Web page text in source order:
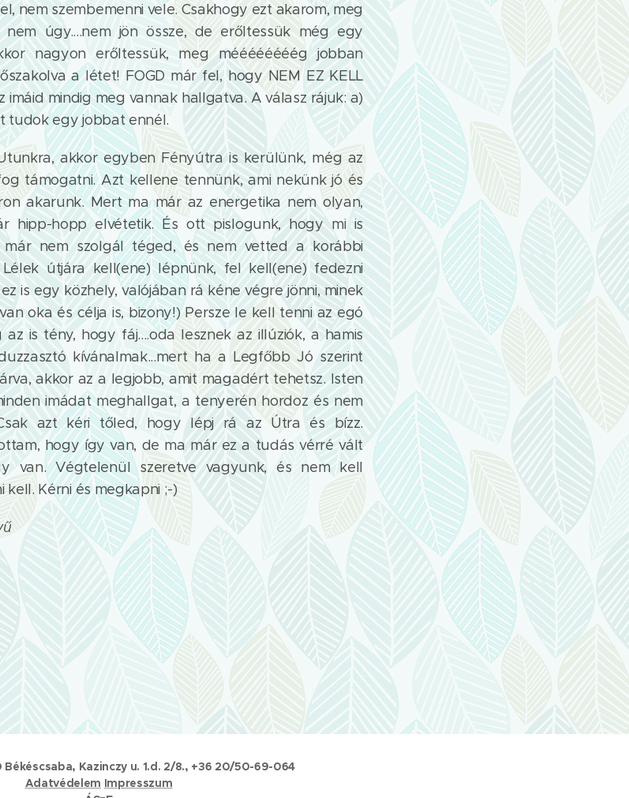
nem szembemenni vele. Csakhogy ezt akarom, meg
úgy....nem jön össze, de erőltessük még egy
nagyon erőltessük, meg méééééééég jobban
a létet! FOGD már fel, hogy NEM EZ KELL
imáid mindig meg vannak hallgatva. A válasz rájuk: a)
tudok egy jobbat ennél.
akkor egyben Fényútra is kerülünk, még az
támogatni. Azt kellene tennünk, ami nekünk jó és
akarunk. Mert ma már az energetika nem olyan,
hipp-hopp elvétetik. És ott pislogunk, hogy mi is
nem szolgál téged, és nem vetted a korábbi
útjára kell(ene) lépnünk, fel kell(ene) fedezni
is egy közhely, valójában rá kéne végre jönni, minek
oka és célja is, bizony!) Persze le kell tenni az egó
is tény, hogy fáj....oda lesznek az illúziók, a hamis
kívánalmak...mert ha a Legfőbb Jó szerint
akkor az a legjobb, amit magadért tehetsz. Isten
imádat meghallgat, a tenyerén hordoz és nem
azt kéri tőled, hogy lépj rá az Útra és bízz.
hogy így van, de ma már ez a tudás vérré vált
van. Végtelenül szeretve vagyunk, és nem kell
kell. Kérni és megkapni ;-)
Kazinczy u. 1.d. 2/8., +36 20/50-69-064
Adatvédelem Impresszum